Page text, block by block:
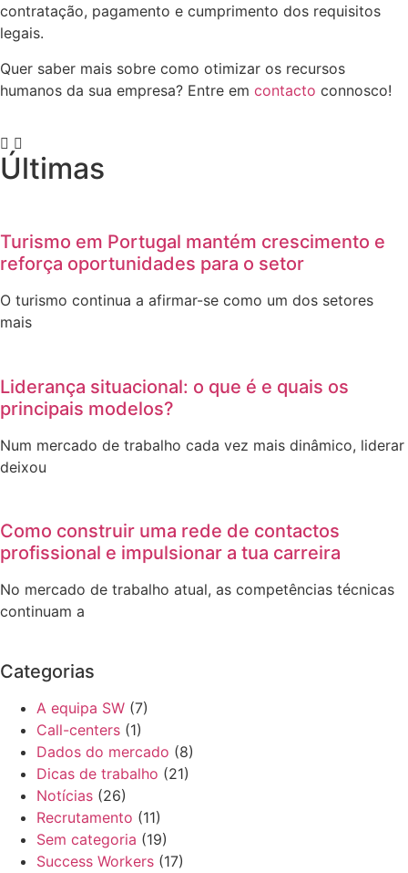
contratação, pagamento e cumprimento dos requisitos
legais.
Quer saber mais sobre como otimizar os recursos
humanos da sua empresa? Entre em contacto connosco!
Últimas
Turismo em Portugal mantém crescimento e
reforça oportunidades para o setor
O turismo continua a afirmar-se como um dos setores
mais
Liderança situacional: o que é e quais os
principais modelos?
Num mercado de trabalho cada vez mais dinâmico, liderar
deixou
Como construir uma rede de contactos
profissional e impulsionar a tua carreira
No mercado de trabalho atual, as competências técnicas
continuam a
Categorias
A equipa SW (7)
Call-centers (1)
Dados do mercado (8)
Dicas de trabalho (21)
Notícias (26)
Recrutamento (11)
Sem categoria (19)
Success Workers (17)